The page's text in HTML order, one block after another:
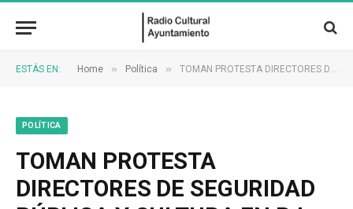
ESTÁS EN: Home » Política » TOMAN PROTESTA DIRECTORES DE SEGURIDAD PÚBLICA Y CULTURA EN BJ
POLÍTICA
TOMAN PROTESTA
DIRECTORES DE SEGURIDAD